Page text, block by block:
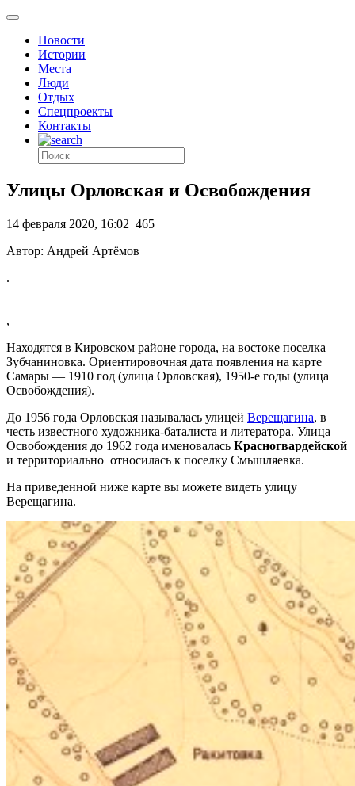
Новости
Истории
Места
Люди
Отдых
Спецпроекты
Контакты
Улицы Орловская и Освобождения
14 февраля 2020, 16:02 465
Автор: Андрей Артёмов
.
,
Находятся в Кировском районе города, на востоке поселка
Зубчаниновка. Ориентировочная дата появления на карте
Самары — 1910 год (улица Орловская), 1950-е годы (улица
Освобождения).
До 1956 года Орловская называлась улицей Верещагина, в
честь известного художника-баталиста и литератора. Улица
Освобождения до 1962 года именовалась Красногвардейской
и территориально относилась к поселку Смышляевка.
На приведенной ниже карте вы можете видеть улицу
Верещагина.